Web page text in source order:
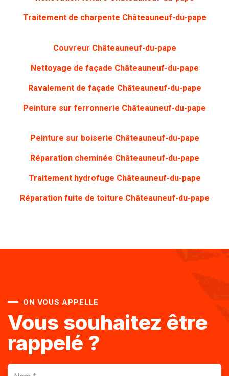
Traitement de charpente Châteauneuf-du-pape
Couvreur Châteauneuf-du-pape
Nettoyage de façade Châteauneuf-du-pape
Ravalement de façade Châteauneuf-du-pape
Peinture sur ferronnerie Châteauneuf-du-pape
Peinture sur boiserie Châteauneuf-du-pape
Réparation cheminée Châteauneuf-du-pape
Traitement hydrofuge Châteauneuf-du-pape
Réparation fuite de toiture Châteauneuf-du-pape
ON VOUS APPELLE
Vous souhaitez être
rappelé ?